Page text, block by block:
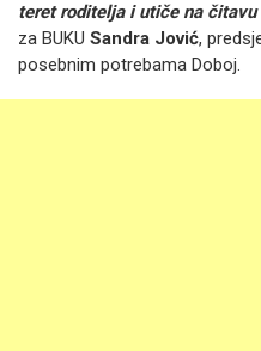
teret roditelja i utiče na čitavu
za BUKU Sandra Jović,
posebnim potrebama Doboj.